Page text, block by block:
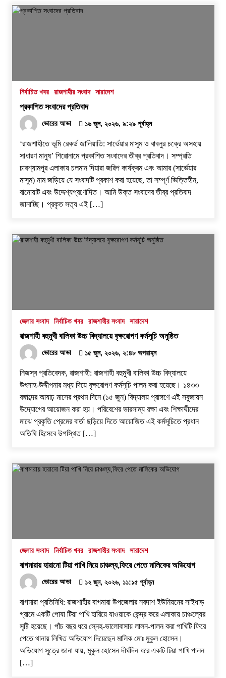
নির্বাচিত খবর রাজশাহীর সংবাদ সারাদেশ
প্রকাশিত সংবাদের প্রতিবাদ
ভোরের আভা ১৬ জুন, ২০২৬, ৯:২৯ পূর্বাহ্ন
‘রাজশাহীতে ভূমি রেকর্ড জালিয়াতি: সার্ভেয়ার মাসুম ও বাবলুর চক্রে অসহায়
সাধারণ মানুষ’ শিরোনামে প্রকাশিত সংবাদের তীব্র প্রতিবাদ। ​সম্প্রতি
চারশ্যামপুর এলাকায় চলমান দিয়ারা জরিপ কার্যক্রম এবং আমার (সার্ভেয়ার
মাসুম) নাম জড়িয়ে যে সংবাদটি প্রকাশ করা হয়েছে, তা সম্পূর্ণ ভিত্তিহীন,
বানোয়াট এবং উদ্দেশ্যপ্রণোদিত। আমি উক্ত সংবাদের তীব্র প্রতিবাদ
জানাচ্ছি। ​প্রকৃত সত্য এই […]
জেলার সংবাদ নির্বাচিত খবর রাজশাহীর সংবাদ সারাদেশ
রাজশাহী বহুমুখী বালিকা উচ্চ বিদ্যালয়ে বৃক্ষরোপণ কর্মসূচি অনুষ্ঠিত
ভোরের আভা ১৫ জুন, ২০২৬, ২:৪৮ অপরাহ্ন
নিজস্ব প্রতিবেদক, রাজশাহী: রাজশাহী বহুমুখী বালিকা উচ্চ বিদ্যালয়ে
উৎসাহ-উদ্দীপনার মধ্য দিয়ে বৃক্ষরোপণ কর্মসূচি পালন করা হয়েছে। ১৪৩৩
বঙ্গাব্দের আষাঢ় মাসের প্রথম দিনে (১৫ জুন) বিদ্যালয় প্রাঙ্গণে এই সবুজায়ন
উদ্যোগের আয়োজন করা হয়। ​পরিবেশের ভারসাম্য রক্ষা এবং শিক্ষার্থীদের
মাঝে প্রকৃতি প্রেমের বার্তা ছড়িয়ে দিতে আয়োজিত এই কর্মসূচিতে প্রধান
অতিথি হিসেবে উপস্থিত […]
জেলার সংবাদ নির্বাচিত খবর রাজশাহীর সংবাদ সারাদেশ
বাগমারায় হারানো টিয়া পাখি নিয়ে চাঞ্চল্য,ফিরে পেতে মালিকের অভিযোগ
ভোরের আভা ১২ জুন, ২০২৬, ১১:১৫ পূর্বাহ্ন
বাগমারা প্রতিনিধি: রাজশাহীর বাগমারা উপজেলার নরদাশ ইউনিয়নের সাইধাড়
গ্রামে একটি পোষা টিয়া পাখি হারিয়ে যাওয়াকে কেন্দ্র করে এলাকায় চাঞ্চল্যের
সৃষ্টি হয়েছে। পাঁচ বছর ধরে স্নেহ-ভালোবাসায় লালন-পালন করা পাখিটি ফিরে
পেতে থানায় লিখিত অভিযোগ দিয়েছেন মালিক মোঃ মুকুল হোসেন।
অভিযোগ সূত্রে জানা যায়, মুকুল হোসেন দীর্ঘদিন ধরে একটি টিয়া পাখি পালন
[…]